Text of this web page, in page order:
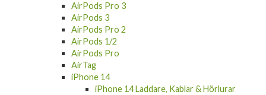
AirPods Pro 3
AirPods 3
AirPods Pro 2
AirPods 1/2
AirPods Pro
AirTag
iPhone 14
iPhone 14 Laddare, Kablar & Hörlurar